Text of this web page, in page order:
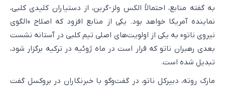
به گفته منابع، احتمالاً الکس ولز-گرین، از دستیاران کلیدی کلبی،
نماینده آمریکا خواهد بود. یکی از منابع افزود که اصلاح «الگوی
نیروی ناتو» به یکی از اولویت‌های اصلی تیم کلبی در آستانه نشست
بعدی رهبران ناتو که قرار است در ماه ژوئیه در ترکیه برگزار شود،
تبدیل شده است.
مارک روته، دبیرکل ناتو، در گفت‌وگو با خبرنگاران در بروکسل گفت